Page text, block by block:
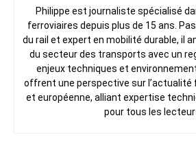
Philippe est journaliste spécialisé
ferroviaires depuis plus de 15 ans.
du rail et expert en mobilité durable, il
du secteur des transports avec un
enjeux techniques et
offrent une perspective sur l’actualité
et européenne, alliant expertise
pour tous les